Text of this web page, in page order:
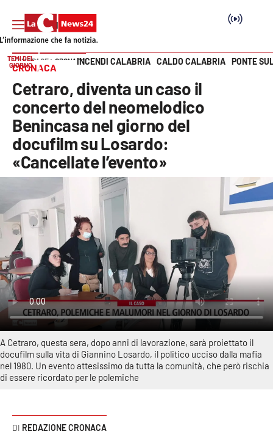
Cronaca
Politica
Attualità
Economia e lavoro
Italia Mondo
Sanità
Sport
Cultura
Podcast
Vai
TEMI DEL
GIORNO
INCENDI CALABRIA CALDO CALABRIA PONTE
HOME PAGE CRONACA
CRONACA
Cetraro, diventa un caso il
concerto del neomelodico
Benincasa nel giorno del
docufilm su Losardo:
«Cancellate l’evento»
A Cetraro, questa sera, dopo anni di lavorazione, sarà proiettato il
docufilm sulla vita di Giannino Losardo, il politico ucciso dalla mafia
nel 1980. Un evento attesissimo da tutta la comunità, che però rischia
di essere ricordato per le polemiche
REDAZIONE CRONACA